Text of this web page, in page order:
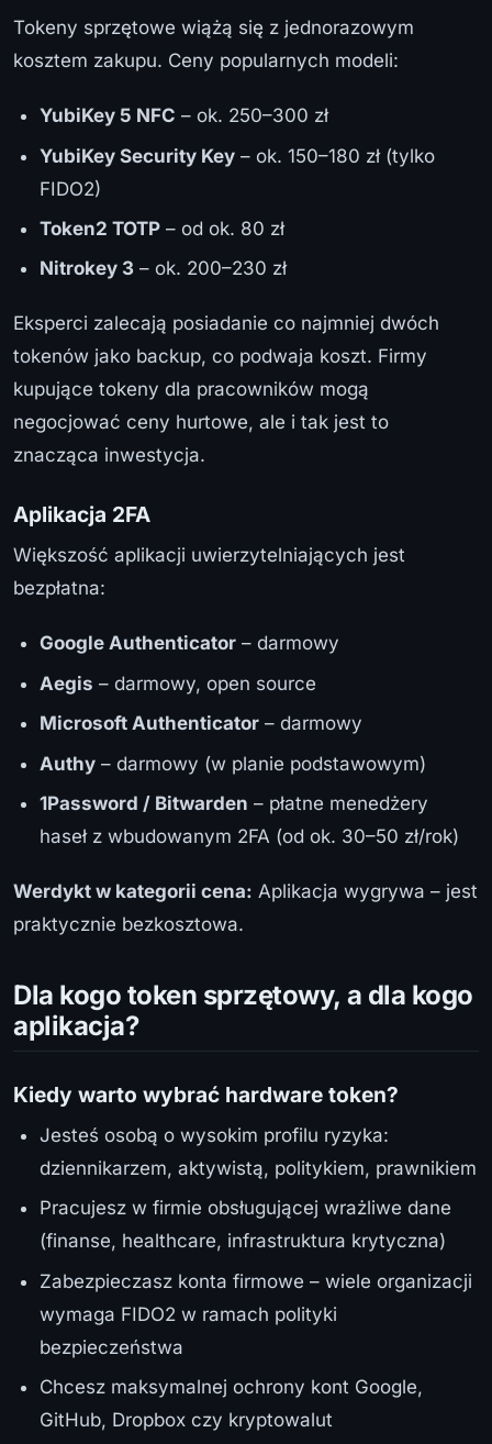
Tokeny sprzętowe wiążą się z jednorazowym
kosztem zakupu. Ceny popularnych modeli:
YubiKey 5 NFC – ok. 250–300 zł
YubiKey Security Key – ok. 150–180 zł (tylko
FIDO2)
Token2 TOTP – od ok. 80 zł
Nitrokey 3 – ok. 200–230 zł
Eksperci zalecają posiadanie co najmniej dwóch
tokenów jako backup, co podwaja koszt. Firmy
kupujące tokeny dla pracowników mogą
negocjować ceny hurtowe, ale i tak jest to
znacząca inwestycja.
Aplikacja 2FA
Większość aplikacji uwierzytelniających jest
bezpłatna:
Google Authenticator – darmowy
Aegis – darmowy, open source
Microsoft Authenticator – darmowy
Authy – darmowy (w planie podstawowym)
1Password / Bitwarden – płatne menedżery
haseł z wbudowanym 2FA (od ok. 30–50 zł/rok)
Werdykt w kategorii cena: Aplikacja wygrywa – jest
praktycznie bezkosztowa.
Dla kogo token sprzętowy, a dla kogo
aplikacja?
Kiedy warto wybrać hardware token?
Jesteś osobą o wysokim profilu ryzyka:
dziennikarzem, aktywistą, politykiem, prawnikiem
Pracujesz w firmie obsługującej wrażliwe dane
(finanse, healthcare, infrastruktura krytyczna)
Zabezpieczasz konta firmowe – wiele organizacji
wymaga FIDO2 w ramach polityki
bezpieczeństwa
Chcesz maksymalnej ochrony kont Google,
GitHub, Dropbox czy kryptowalut